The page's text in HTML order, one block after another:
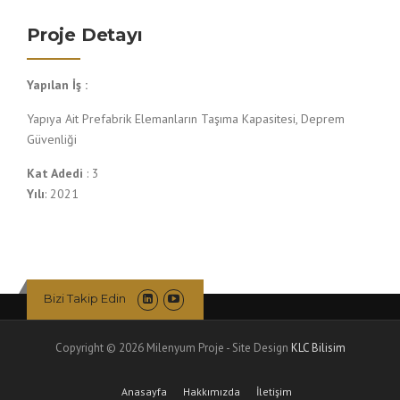
Proje Detayı
Yapılan İş :
Yapıya Ait Prefabrik Elemanların Taşıma Kapasitesi, Deprem
Güvenliği
Kat Adedi : 3
Yılı: 2021
Bizi Takip Edin
Copyright © 2026 Milenyum Proje - Site Design KLC Bilisim
Anasayfa Hakkımızda İletişim